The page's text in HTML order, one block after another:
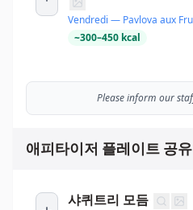
Vendredi — Pavlova aux
~300–450 kcal
Please inform our
애피타이저 플레이트 공유
샤퀴트리 모듬